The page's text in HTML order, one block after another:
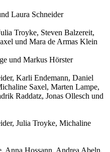
Laura Schneider
Troyke, Steven Balzereit,
und Mara de Armas Klein
und Markus Hörster
Karli Endemann, Daniel
Saxel, Marten Lampe,
Raddatz, Jonas Ollesch und
Julia Troyke, Michaline
Anna Hossann, Andrea Abeln,